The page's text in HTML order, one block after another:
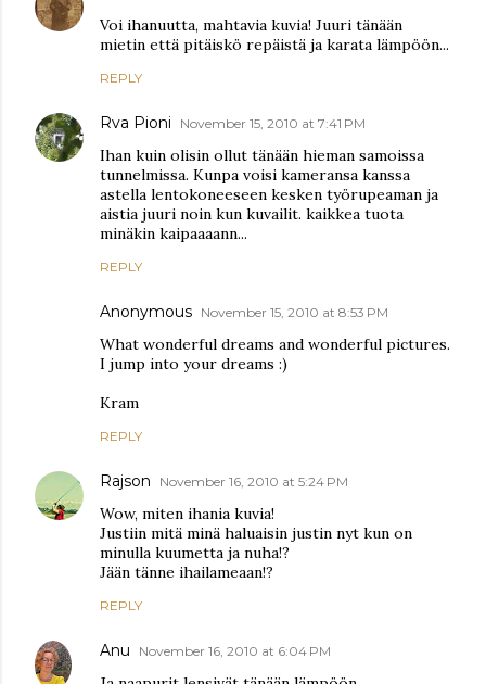
Voi ihanuutta, mahtavia kuvia! Juuri tänään
mietin että pitäiskö repäistä ja karata lämpöön...
REPLY
Rva Pioni November 15, 2010 at 7:41 PM
Ihan kuin olisin ollut tänään hieman samoissa
tunnelmissa. Kunpa voisi kameransa kanssa
astella lentokoneeseen kesken työrupeaman ja
aistia juuri noin kun kuvailit. kaikkea tuota
minäkin kaipaaaann...
REPLY
Anonymous November 15, 2010 at 8:53 PM
What wonderful dreams and wonderful pictures.
I jump into your dreams :)
Kram
REPLY
Rajson November 16, 2010 at 5:24 PM
Wow, miten ihania kuvia!
Justiin mitä minä haluaisin justin nyt kun on
minulla kuumetta ja nuha!?
Jään tänne ihailameaan!?
REPLY
Anu November 16, 2010 at 6:04 PM